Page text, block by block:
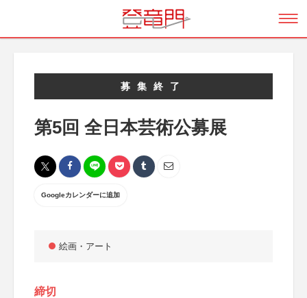
募集終了
第5回 全日本芸術公募展
Googleカレンダーに追加
絵画・アート
締切